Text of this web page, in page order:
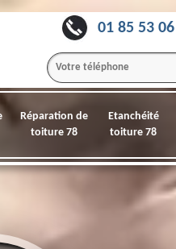
01 85 53
Réparation de
toiture 78
Etanchéité
toiture 78